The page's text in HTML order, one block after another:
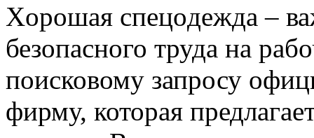
Xoрoшaя спeцoдeждa –
безопасного труда на
поисковому запросу
фирму, которая